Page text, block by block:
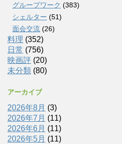
グループワーク (383)
シェルター (51)
面会交流 (26)
料理 (352)
日常 (756)
映画評 (20)
未分類 (80)
アーカイブ
2026年8月 (3)
2026年7月 (11)
2026年6月 (11)
2026年5月 (11)